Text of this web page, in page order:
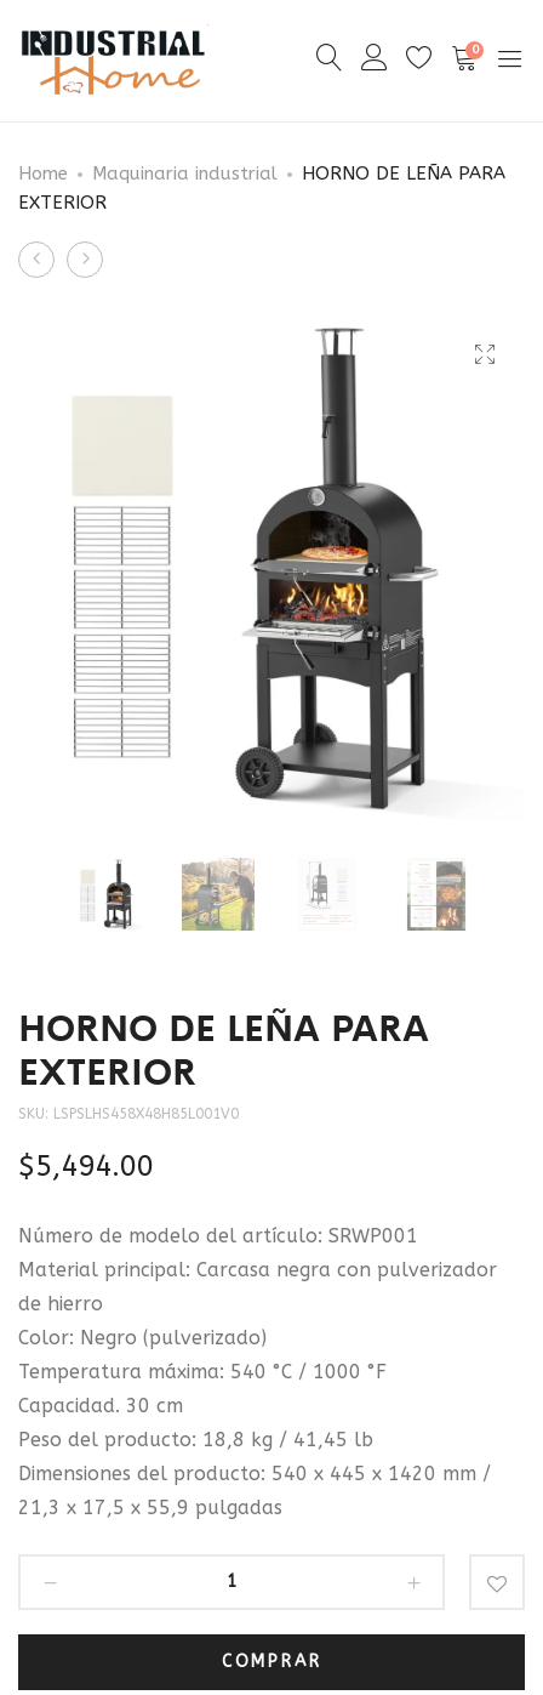
0
Home Maquinaria industrial
HORNO DE LEÑA PARA
EXTERIOR
Product
VENTILADOR
16″
MÁQUINA
AUTOMÁTICA
HORNO DE LEÑA PARA
EXTERIOR
SKU: LSPSLHS458X48H85L001V0
$5,494.00
Número de modelo del artículo: SRWP001
Material principal: Carcasa negra con pulverizador
de hierro
Color: Negro (pulverizado)
Temperatura máxima: 540 °C / 1000 °F
Capacidad. 30 cm
Peso del producto: 18,8 kg / 41,45 lb
Dimensiones del producto: 540 x 445 x 1420 mm /
21,3 x 17,5 x 55,9 pulgadas
COMPRAR